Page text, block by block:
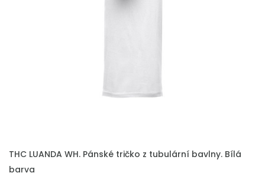
THC LUANDA WH. Pánské tričko z tubulární bavlny. Bílá
barva